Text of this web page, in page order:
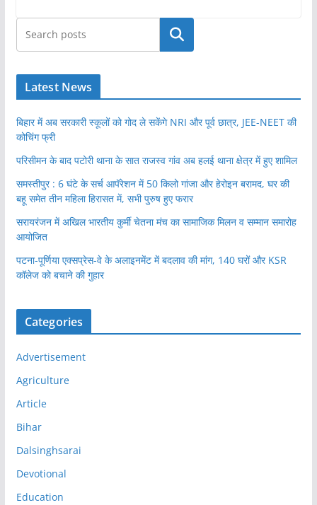
खोजें
Latest News
बिहार में अब सरकारी स्कूलों को गोद ले सकेंगे NRI और पूर्व छात्र, JEE-NEET की
कोचिंग फ्री
परिसीमन के बाद पटोरी थाना के सात राजस्व गांव अब हलई थाना क्षेत्र में हुए शामिल
समस्तीपुर : 6 घंटे के सर्च आपॅरेशन में 50 किलो गांजा और हेरोइन बरामद, घर की
बहू समेत तीन महिला हिरासत में, सभी पुरुष हुए फरार
सरायरंजन में अखिल भारतीय कुर्मी चेतना मंच का सामाजिक मिलन व सम्मान समारोह
आयोजित
पटना-पूर्णिया एक्सप्रेस-वे के अलाइनमेंट में बदलाव की मांग, 140 घरों और KSR
कॉलेज को बचाने की गुहार
Categories
Advertisement
Agriculture
Article
Bihar
Dalsinghsarai
Devotional
Education